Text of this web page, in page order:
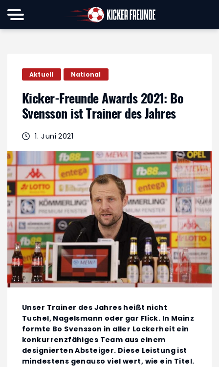
Aktuell National
Kicker-Freunde Awards 2021: Bo
Svensson ist Trainer des Jahres
1. Juni 2021
Unser Trainer des Jahres heißt nicht
Tuchel, Nagelsmann oder gar Flick. In Mainz
formte Bo Svensson in aller Lockerheit ein
konkurrenzfähiges Team aus einem
designierten Absteiger. Diese Leistung ist
mindestens genauso viel wert, wie ein Titel.